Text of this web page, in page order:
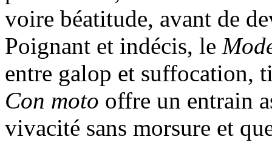
voire béatitude, avant de
Poignant et indécis, le
entre galop et suffocation,
Con moto offre un entrain
vivacité sans morsure et